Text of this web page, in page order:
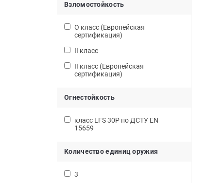
Взломостойкость
О класс (Европейская
сертификация)
II класс
II класс (Европейская
сертификация)
Огнестойкость
класс LFS 30P по ДСТУ EN
15659
Количество единиц оружия
3